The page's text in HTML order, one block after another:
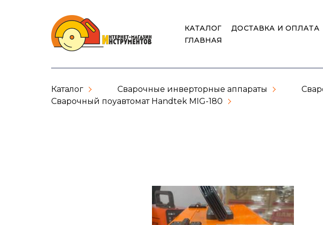
КАТАЛОГ ДОСТАВКА И ОПЛАТА
ГЛАВНАЯ
Каталог Сварочные инверторные аппараты
Сварочный поуавтомат Handtek MIG-180